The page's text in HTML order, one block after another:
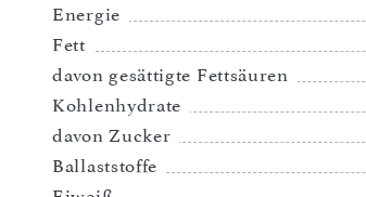
Energie
Fett
davon gesättigte Fettsäuren
Kohlenhydrate
davon Zucker
Ballaststoffe